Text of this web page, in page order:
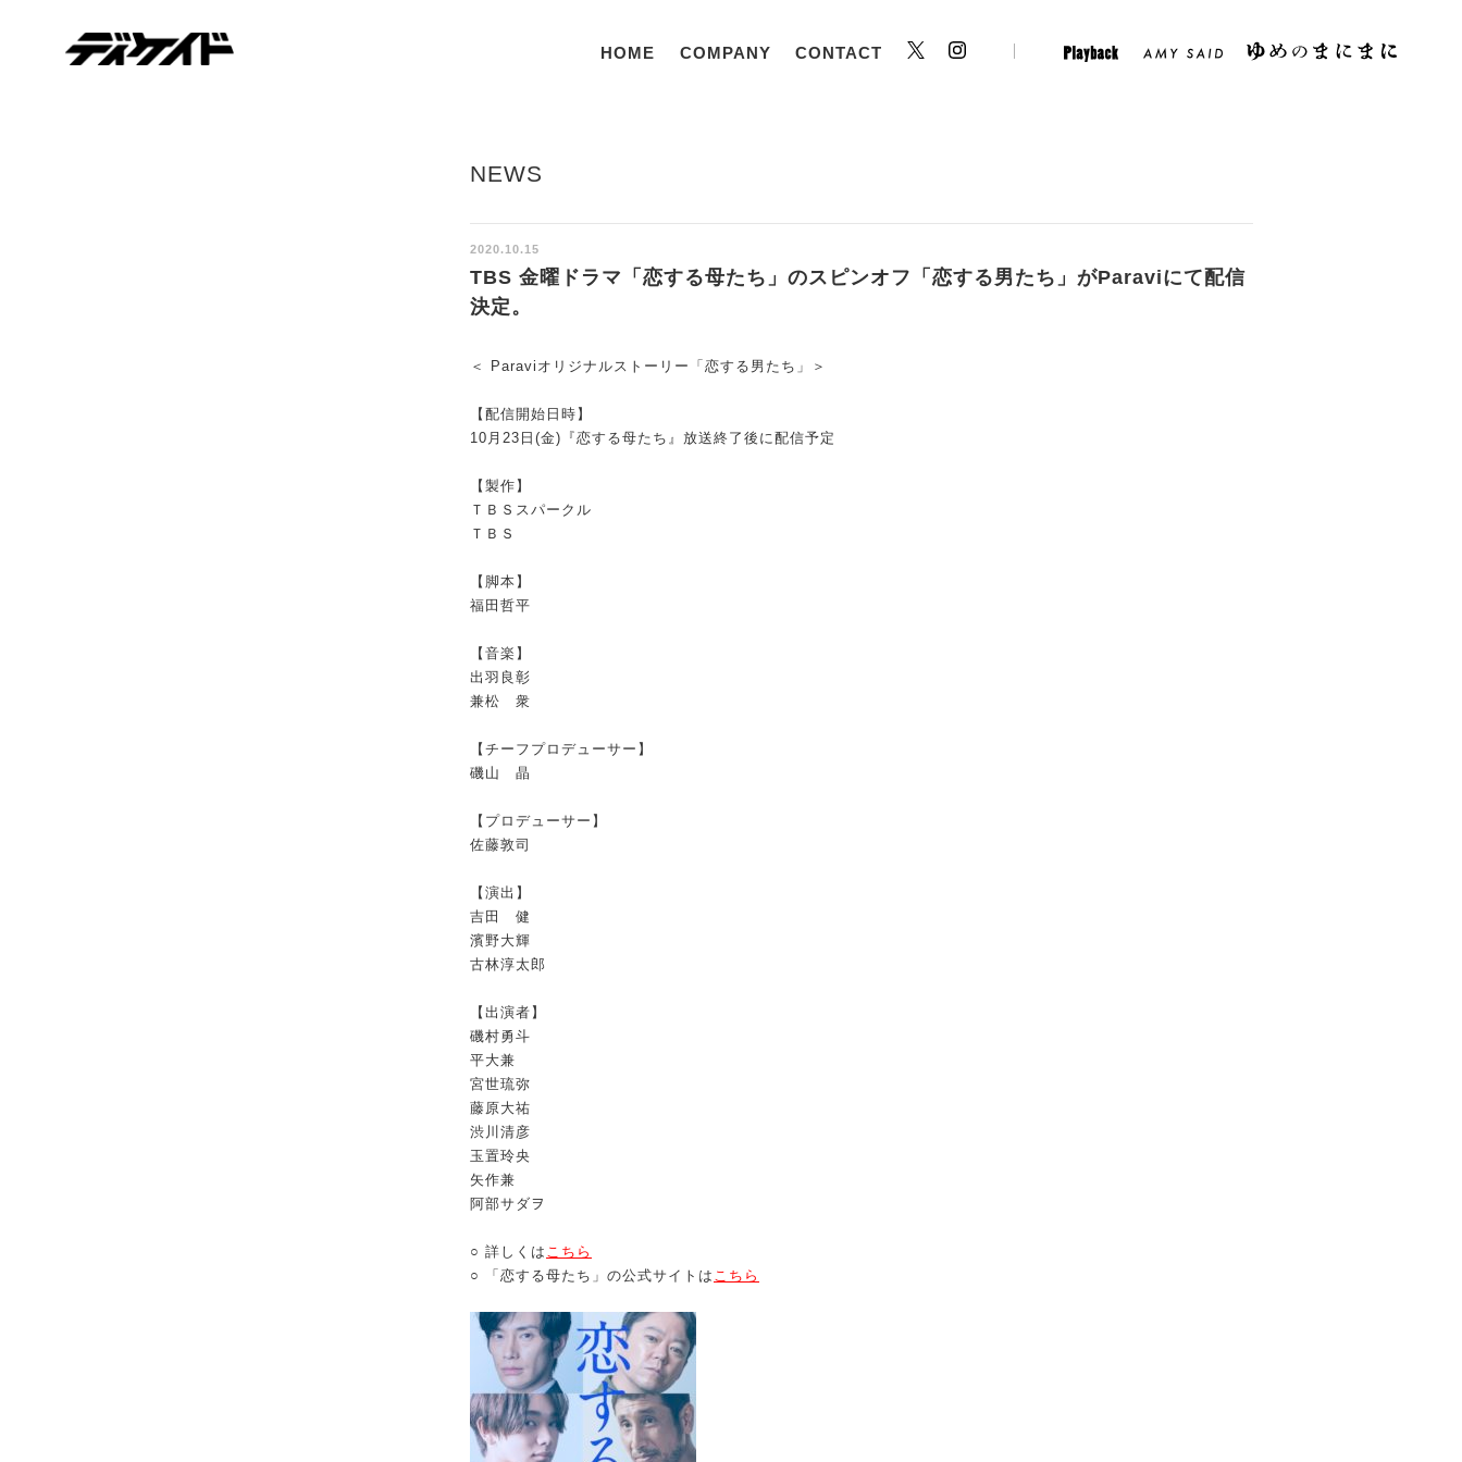
HOME COMPANY CONTACT Twitter Instagram Play Back Amy Said
NEWS
2020.10.15
TBS 金曜ドラマ「恋する母たち」のスピンオフ「恋する男たち」がParaviにて配信
決定。
＜ Paraviオリジナルストーリー「恋する男たち」＞
【配信開始日時】
10月23日(金)『恋する母たち』放送終了後に配信予定
【製作】
ＴＢＳスパークル
ＴＢＳ
【脚本】
福田哲平
【音楽】
出羽良彰
兼松 衆
【チーフプロデューサー】
磯山 晶
【プロデューサー】
佐藤敦司
【演出】
吉田 健
濱野大輝
古林淳太郎
【出演者】
磯村勇斗
平大兼
宮世琉弥
藤原大祐
渋川清彦
玉置玲央
矢作兼
阿部サダヲ
○ 詳しくは こちら
○ 「恋する母たち」の公式サイトは こちら